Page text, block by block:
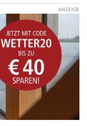
ANZEIGE